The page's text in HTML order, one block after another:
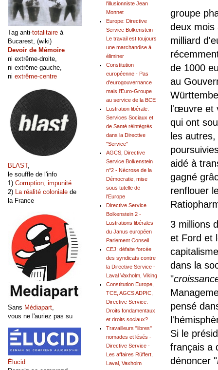
groupe
deux mois
milliard
de 1000
au
l'œuvre et
qui ont
les
aidé à
gagné
renflouer
3 millions
et Ford et
dans la
"
pensé
Si le
français a
dénoncer "
l'illusionniste Jean
Monnet
Europe: Directive
Service Bolkenstein -
Le travail est toujours
une marchandise à
éliminer
Constitution
européenne - Pas
d'eurogouvernance
mais l'Euro-Groupe
au service de la BCE
Lustration libérale:
Services Sociaux et
de Santé réintégrés
dans la Directive
"Service"
AGCS, Directive
Service Bolkenstein
n°2 - Nécrose de la
Démocratie, mise
sous tutelle de
l'Europe
Directive Service
Bolkenstein 2 -
Lustrations libérales
du Janus européen
Parlement Conseil
CEJ: défaite forcée
des syndicats contre
la Directive Service -
Laval Vaxholm, Viking
Constitution Europe,
TCE, AGCS ADPIC,
Directive Service.
Droits fondamentaux
et droits sociaux?
Travailleurs "libres"
nomades et lésés -
Directive Service -
Les affaires Rüffert,
Laval, Vaxholm
Tag anti-totalitaire à
Bucarest, (wiki)
Devoir de Mémoire
ni extrême-droite,
ni extrême-gauche,
ni extrême-centre
BLAST,
le souffle de l'info
1) Corruption, impunité
2) La réalité coloniale de
la France
Sans Médiapart,
vous ne l'auriez pas su
Élucid